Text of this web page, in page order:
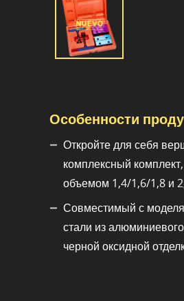
Особенности
Откройте для себя
комплексный
объемом 1,4/1,6/1,8 и
Совместимый с
стали из
черной оксидной